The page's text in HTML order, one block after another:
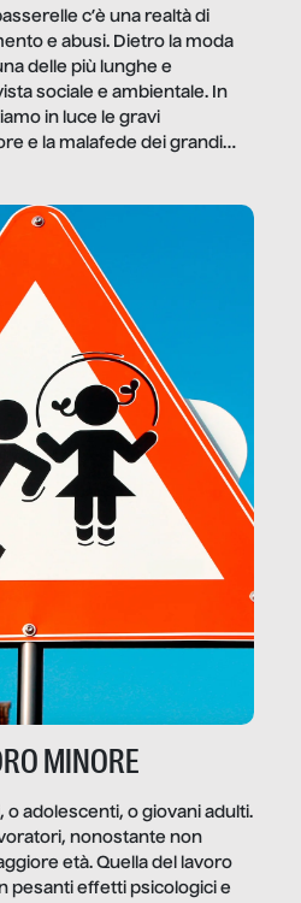
c’è una realtà di
e abusi. Dietro la moda
delle più lunghe e
sociale e ambientale. In
in luce le gravi
e la malafede dei grandi
MINORE
o adolescenti, o giovani adulti.
nonostante non
età. Quella del lavoro
pesanti effetti psicologici e